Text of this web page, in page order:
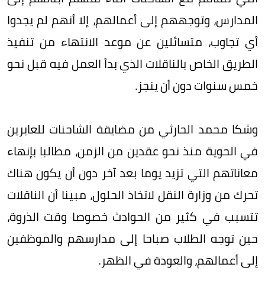
المدارس، وتوجههم إلى أعمالهم، إلا أنهم لم يجدوا
أي تجاوب، متسائلين عن موعد الانتهاء من تنفيذ
الطريق الخاص بالناقلات الذي بدأ العمل فيه قبل نحو
خمس سنوات دون أن ينجز.
وشكا محمد الحارثي من مضايقة الشاحنات للعابرين
في الحوية منذ نحو عقدين من الزمن، مطالبا بإنهاء
معاناتهم التي تزيد يوما بعد آخر دون أن يكون هناك
تحرك من وزارة النقل لاتخاذ الحلول، مبينا أن الناقلات
تتسبب في كثير من الحوادث خصوصا وقت الذروة،
حين توجه الطلاب صباحا إلى مدارسهم والموظفين
إلى أعمالهم، والعودة في الظهر.